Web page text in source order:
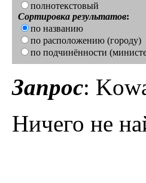
полнотекстовый
Сортировка результатов:
по названию
по расположению (городу)
по подчинённости
Запрос:
Ничего не